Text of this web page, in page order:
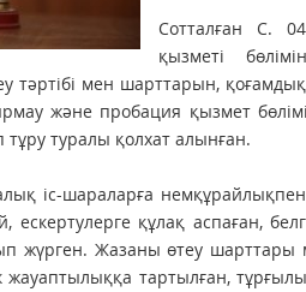
Сотталған С.
қызметі
мен шарттарын, қоғамдық
және пробация қызмет
туралы қолхат алынған.
іс-шараларға
құлақ аспаған,
жүрген. Жазаны өтеу шарттары
жауаптылыққа тартылған,